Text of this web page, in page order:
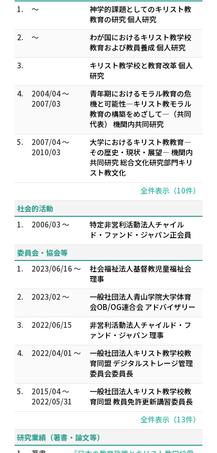
1. ～
神学的課題としてのキリスト教
教育の研究 個人研究
2.
～
わが国におけるキリスト教学校
教育および教員養成 個人研究
3.
キリスト教学校と教育改革 個人
研究
4.
2004/04 ～
2007/03
青年期におけるモラル教育の危
機と可能性―キリスト教モラル
教育の構築をめざして―（共同
代表） 機関内共同研究
5.
2007/04 ～
2010/03
大学におけるキリスト教教育―
その歴史・現状・展望― 機関内
共同研究 総合文化研究部門キリ
スト教文化
全件表示（10件）
社会的活動
1.
2006/03 ～
特定非営利活動法人チャイル
ド・ファンド・ジャパン正会員
委員会・協会等
1.
2023/06/16 ～
社会福祉法人基督教児童福祉会
理事
2.
2023/02 ～
一般社団法人青山学院大学体育
会OB/OG連合会 アドバイザリー
3.
2022/06/15
非営利活動法人チャイルド・フ
ァンド・ジャパン 理事
4.
2022/04/01 ～
一般社団法人キリスト教学校教
育同盟 デジタルストレージ管理
委員会委員長
5.
2015/04 ～
2022/05/31
一般社団法人キリスト教学校教
育同盟 教員免許更新講習委員長
全件表示（13件）
研究業績（著書・論文等）